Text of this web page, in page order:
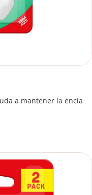
a mantener la encía